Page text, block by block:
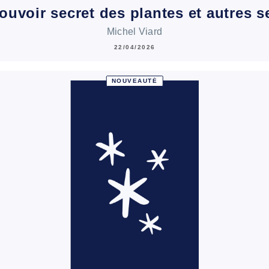
secret des plantes et autres
Michel Viard
22/04/2026
NOUVEAUTÉ